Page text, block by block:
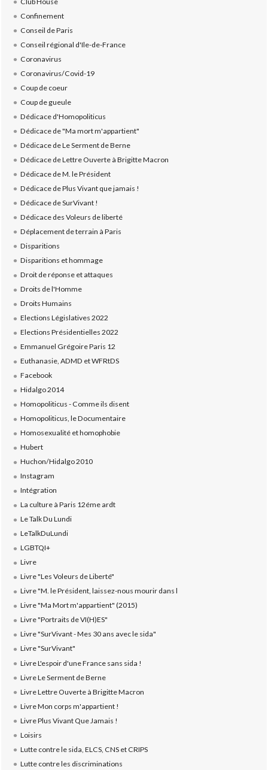
Confinement
Conseil de Paris
Conseil régional d'Ile-de-France
Coronavirus
Coronavirus/Covid-19
Coup de coeur
Coup de gueule
Dédicace d'Homopoliticus
Dédicace de "Ma mort m'appartient"
Dédicace de Le Serment de Berne
Dédicace de Lettre Ouverte à Brigitte Macron
Dédicace de M. le Président
Dédicace de Plus Vivant que jamais !
Dédicace de SurVivant !
Dédicace des Voleurs de liberté
Déplacement de terrain à Paris
Disparitions
Disparitions et hommage
Droit de réponse et attaques
Droits de l'Homme
Droits Humains
Elections Législatives 2022
Elections Présidentielles 2022
Emmanuel Grégoire Paris 12
Euthanasie, ADMD et WFRtDS
Facebook
Hidalgo 2014
Homopoliticus - Comme ils disent
Homopoliticus, le Documentaire
Homosexualité et homophobie
Hubert
Huchon/Hidalgo 2010
Instagram
Intégration
La culture à Paris 12éme ardt
Le Talk Du Lundi
LeTalkDuLundi
LGBTQI+
Livre
Livre "Les Voleurs de Liberté"
Livre "M. le Président, laissez-nous mourir dans l
Livre "Ma Mort m'appartient" (2015)
Livre "Portraits de VI(H)ES"
Livre "SurVivant - Mes 30 ans avec le sida"
Livre "SurVivant"
Livre L'espoir d'une France sans sida !
Livre Le Serment de Berne
Livre Lettre Ouverte à Brigitte Macron
Livre Mon corps m'appartient !
Livre Plus Vivant Que Jamais !
Loisirs
Lutte contre le sida, ELCS, CNS et CRIPS
Lutte contre les discriminations